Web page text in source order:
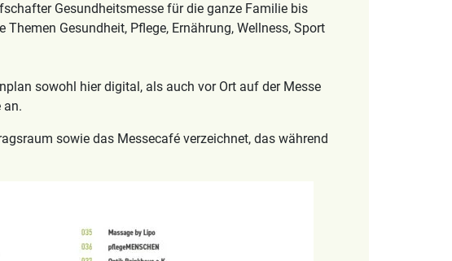
Gesundheitsmesse für die ganze Familie bis
Gesundheit, Pflege, Ernährung, Wellness, Sport
sowohl hier digital, als auch vor Ort auf der Messe
an.
sowie das Messecafé verzeichnet, das während